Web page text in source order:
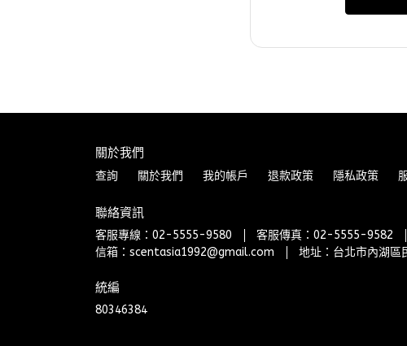
關於我們
查詢 關於我們 我的帳戶 退款政策 隱私政策
聯絡資訊
客服專線：02-5555-9580 客服傳真：02-5555-9582
信箱：scentasia1992@gmail.com
地址：台北市內湖區
統編
80346384